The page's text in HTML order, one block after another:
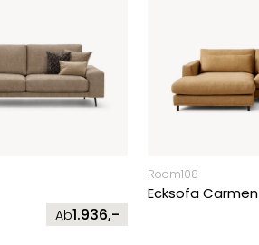
Ab1.936,-
Room108
Ecksofa Carmen